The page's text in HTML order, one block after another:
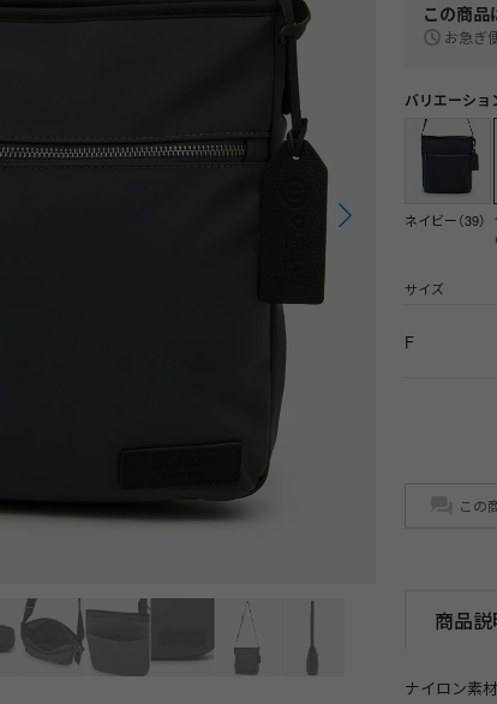
この商品
お急ぎ
バリエーショ
ネイビー（39）
サイズ
F
この
商品説
ナイロン素